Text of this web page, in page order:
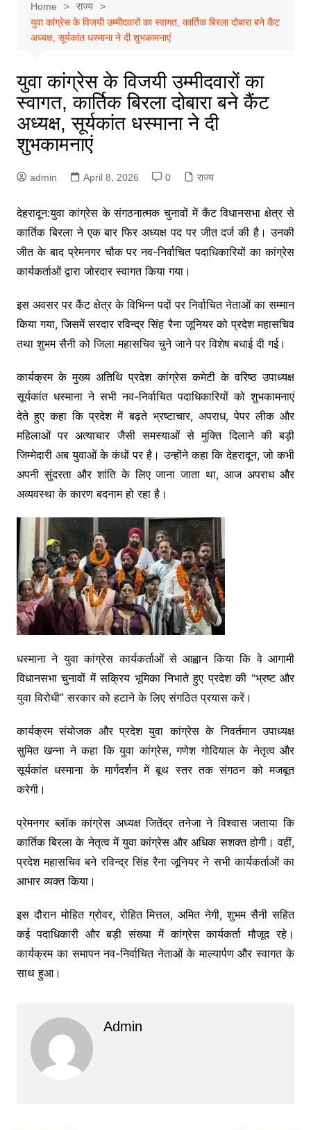
Home
राज्य
युवा कांग्रेस के विजयी उम्मीदवारों का स्वागत, कार्तिक बिरला दोबारा बने कैंट
अध्यक्ष, सूर्यकांत धस्माना ने दी शुभकामनाएं
युवा कांग्रेस के विजयी उम्मीदवारों का
स्वागत, कार्तिक बिरला दोबारा बने कैंट
अध्यक्ष, सूर्यकांत धस्माना ने दी
शुभकामनाएं
admin April 8, 2026 0 राज्य
देहरादून:युवा कांग्रेस के संगठनात्मक चुनावों में कैंट विधानसभा क्षेत्र से
कार्तिक बिरला ने एक बार फिर अध्यक्ष पद पर जीत दर्ज की है। उनकी
जीत के बाद प्रेमनगर चौक पर नव-निर्वाचित पदाधिकारियों का कांग्रेस
कार्यकर्ताओं द्वारा जोरदार स्वागत किया गया।
इस अवसर पर कैंट क्षेत्र के विभिन्न पदों पर निर्वाचित नेताओं का सम्मान
किया गया, जिसमें सरदार रविन्द्र सिंह रैना जूनियर को प्रदेश महासचिव
तथा शुभम सैनी को जिला महासचिव चुने जाने पर विशेष बधाई दी गई।
कार्यक्रम के मुख्य अतिथि प्रदेश कांग्रेस कमेटी के वरिष्ठ उपाध्यक्ष
सूर्यकांत धस्माना ने सभी नव-निर्वाचित पदाधिकारियों को शुभकामनाएं
देते हुए कहा कि प्रदेश में बढ़ते भ्रष्टाचार, अपराध, पेपर लीक और
महिलाओं पर अत्याचार जैसी समस्याओं से मुक्ति दिलाने की बड़ी
जिम्मेदारी अब युवाओं के कंधों पर है। उन्होंने कहा कि देहरादून, जो कभी
अपनी सुंदरता और शांति के लिए जाना जाता था, आज अपराध और
अव्यवस्था के कारण बदनाम हो रहा है।
धस्माना ने युवा कांग्रेस कार्यकर्ताओं से आह्वान किया कि वे आगामी
विधानसभा चुनावों में सक्रिय भूमिका निभाते हुए प्रदेश की “भ्रष्ट और
युवा विरोधी” सरकार को हटाने के लिए संगठित प्रयास करें।
कार्यक्रम संयोजक और प्रदेश युवा कांग्रेस के निवर्तमान उपाध्यक्ष
सुमित खन्ना ने कहा कि युवा कांग्रेस, गणेश गोदियाल के नेतृत्व और
सूर्यकांत धस्माना के मार्गदर्शन में बूथ स्तर तक संगठन को मजबूत
करेगी।
प्रेमनगर ब्लॉक कांग्रेस अध्यक्ष जितेंद्र तनेजा ने विश्वास जताया कि
कार्तिक बिरला के नेतृत्व में युवा कांग्रेस और अधिक सशक्त होगी। वहीं,
प्रदेश महासचिव बने रविन्द्र सिंह रैना जूनियर ने सभी कार्यकर्ताओं का
आभार व्यक्त किया।
इस दौरान मोहित ग्रोवर, रोहित मित्तल, अमित नेगी, शुभम सैनी सहित
कई पदाधिकारी और बड़ी संख्या में कांग्रेस कार्यकर्ता मौजूद रहे।
कार्यक्रम का समापन नव-निर्वाचित नेताओं के माल्यार्पण और स्वागत के
साथ हुआ।
Admin